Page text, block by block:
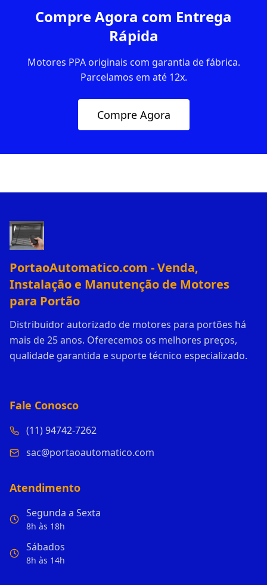
Compre Agora com Entrega
Rápida
Motores PPA originais com garantia de fábrica.
Parcelamos em até 12x.
Compre Agora
PortaoAutomatico.com - Venda,
Instalação e Manutenção de Motores
para Portão
Distribuidor autorizado de motores para portões há
mais de 25 anos. Oferecemos os melhores preços,
qualidade garantida e suporte técnico especializado.
Fale Conosco
(11) 94742-7262
sac@portaoautomatico.com
Atendimento
Segunda a Sexta
8h às 18h
Sábados
8h às 14h